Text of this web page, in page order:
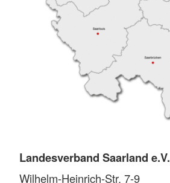
Landesverband Saarland e.V.
Wilhelm-Heinrich-Str. 7-9